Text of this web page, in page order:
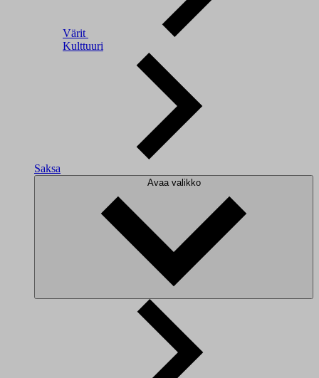
Värit
Kulttuuri
Saksa
Avaa valikko